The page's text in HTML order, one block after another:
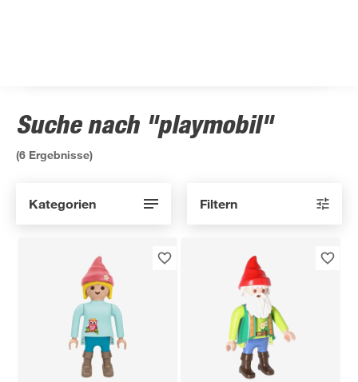
Suche nach "playmobil"
(6 Ergebnisse)
Kategorien Filtern